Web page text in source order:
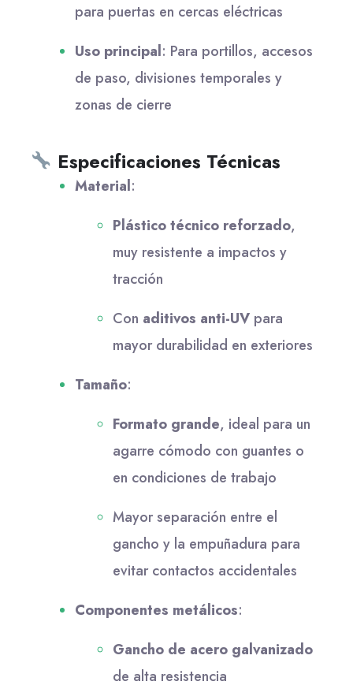
para puertas en cercas eléctricas
Uso principal: Para portillos, accesos
de paso, divisiones temporales y
zonas de cierre
Especificaciones Técnicas
Material:
Plástico técnico reforzado,
muy resistente a impactos y
tracción
Con aditivos anti-UV para
mayor durabilidad en exteriores
Tamaño:
Formato grande, ideal para un
agarre cómodo con guantes o
en condiciones de trabajo
Mayor separación entre el
gancho y la empuñadura para
evitar contactos accidentales
Componentes metálicos:
Gancho de acero galvanizado
de alta resistencia